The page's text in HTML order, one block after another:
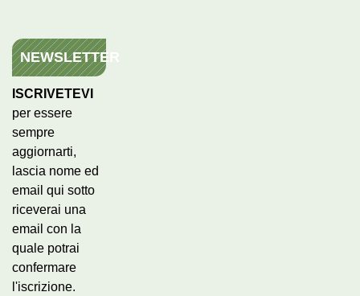
NEWSLETTER
ISCRIVETEVI
per essere
sempre
aggiornarti,
lascia nome ed
email qui sotto
riceverai una
email con la
quale potrai
confermare
l'iscrizione.